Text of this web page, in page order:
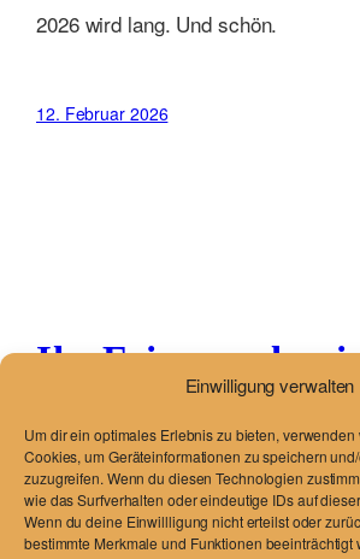
Einwilligung verwalten
Um dir ein optimales Erlebnis zu bieten,
Cookies, um Geräteinformationen zu speichern
zuzugreifen. Wenn du diesen Technologien
wie das Surfverhalten oder eindeutige IDs auf
Wenn du deine Einwillligung nicht erteilst oder
bestimmte Merkmale und Funktionen beeinträchtigt
2026 wird lang. Und schön.
12. Februar 2026
Ihr Friseursalon
Wemding
Just another WordPress site